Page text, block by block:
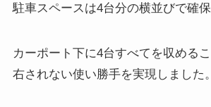
駐車スペースは4台分の横並びで確保
カーポート下に4台すべてを収める
右されない使い勝手を実現しました。